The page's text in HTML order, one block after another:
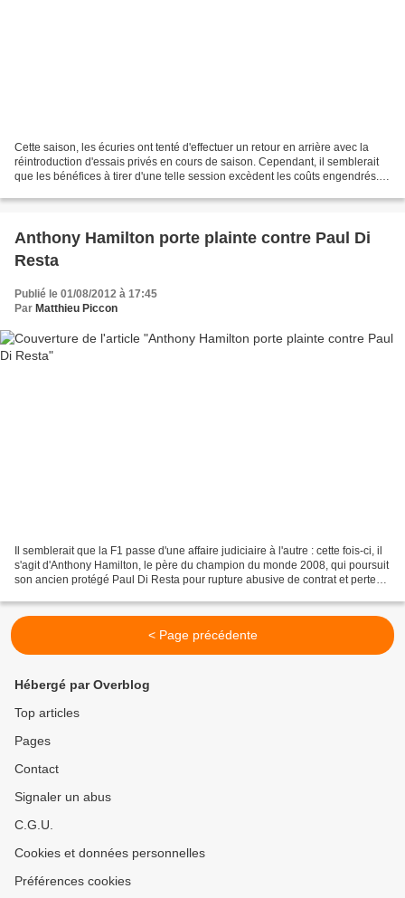
Cette saison, les écuries ont tenté d'effectuer un retour en arrière avec la
réintroduction d'essais privés en cours de saison. Cependant, il semblerait
que les bénéfices à tirer d'une telle session excèdent les coûts engendrés.
Anthony Hamilton porte plainte contre Paul Di
Resta
Publié le 01/08/2012 à 17:45
Par Matthieu Piccon
Il semblerait que la F1 passe d'une affaire judiciaire à l'autre : cette fois-ci, il
s'agit d'Anthony Hamilton, le père du champion du monde 2008, qui poursuit
son ancien protégé Paul Di Resta pour rupture abusive de contrat et perte
< Page précédente
Hébergé par Overblog
Top articles
Pages
Contact
Signaler un abus
C.G.U.
Cookies et données personnelles
Préférences cookies